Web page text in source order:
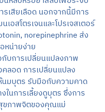
เสียเลือด นอกจากนี้มีการ
อสโตรเจนและโปรเจสเตอร์
norepinephrine ส่ง
หน่ายง่าย
บการเปลี่ยนแปลงภาพ
ลอด การเปลี่ยนแปลง
มบุตร รับมือกับความคาด
ในการเลี้ยงดูบุตร ซึ่งการ
ขภาพจิตของคุณแม่